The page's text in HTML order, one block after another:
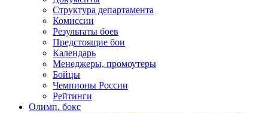
Структура департамента
Комиссии
Результаты боев
Предстоящие бои
Календарь
Менеджеры, промоутеры
Бойцы
Чемпионы России
Рейтинги
Олимп. бокс